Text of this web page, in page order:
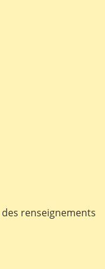
renseignements